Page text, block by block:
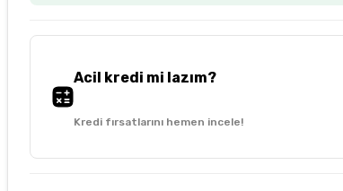
Acil kredi mi lazım?
Kredi fırsatlarını hemen incele!